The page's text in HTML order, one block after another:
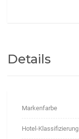
Details
Markenfarbe
Hotel-Klassifizierung